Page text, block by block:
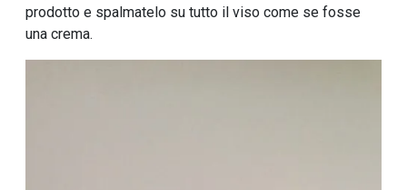
prodotto e spalmatelo su tutto il viso come se fosse
una crema.